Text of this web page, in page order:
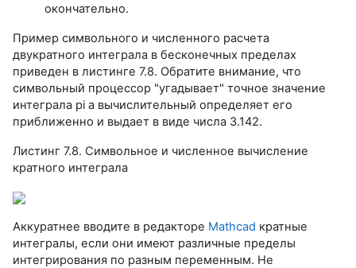
окончательно.
Пример символьного и численного расчета
двукратного интеграла в бесконечных пределах
приведен в листинге 7.8. Обратите внимание, что
символьный процессор "угадывает" точное значение
интеграла pi а вычислительный определяет его
приближенно и выдает в виде числа 3.142.
Листинг 7.8. Символьное и численное вычисление
кратного интеграла
Аккуратнее вводите в редакторе Mathcad кратные
интегралы, если они имеют различные пределы
интегрирования по разным переменным. Не